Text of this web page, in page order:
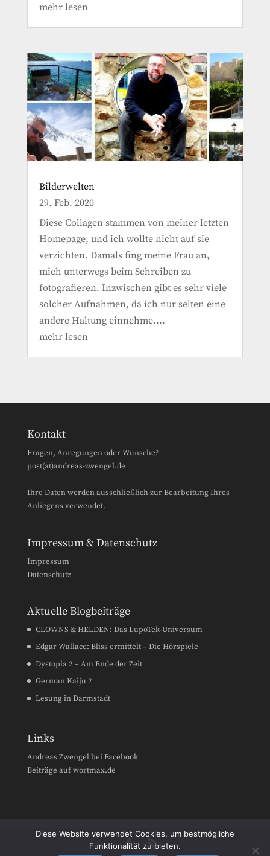
mehr lesen
Bilderwelten
29. Feb. 2020
Diese Collagen stammen von meiner letzten
Homepage, und ich wollte nicht auf sie
verzichten. Damals fing meine Frau an,
mich unterwegs beim Schreiben zu
fotografieren. Inzwischen gibt es sehr viele
solcher Aufnahmen, da ich nur selten eine
andere Haltung einnehme....
mehr lesen
Kontakt
Fragen, Anregungen oder Wünsche?
post(at)andreas-zwengel.de
Ihre Daten werden ausschließlich zur Bearbeitung Ihres
Anliegens verwendet.
Impressum & Datenschutz
Impressum
Datenschutz
Aktuelle Blogbeiträge
CLOWNS & HELDEN: Das LupoTek-Universum
Edgar Wallace: Bliss ermittelt – Die Hörspiele
Dystopia 2 – Am Ende der Zeit
German Kaiju 2
Lesung in Darmstadt
Links
Andreas Zwengel bei Facebook
Beiträge auf wortmax.de
Diese Website verwendet Cookies, um bestmögliche
Funktionalität zu bieten.